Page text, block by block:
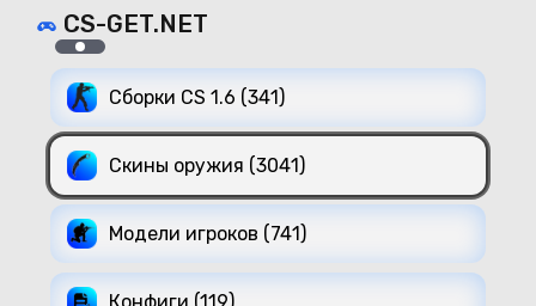
CS-GET.NET
Сборки CS 1.6 (341)
Скины оружия (3041)
Модели игроков (741)
Конфиги (119)